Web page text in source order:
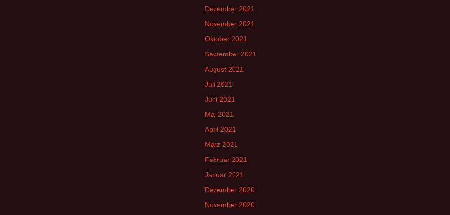
Dezember 2021
November 2021
Oktober 2021
September 2021
August 2021
Juli 2021
Juni 2021
Mai 2021
April 2021
März 2021
Februar 2021
Januar 2021
Dezember 2020
November 2020